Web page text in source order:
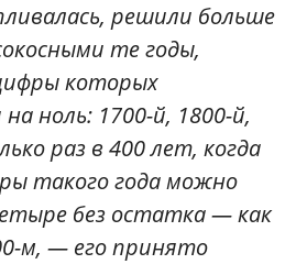
решили больше
те годы,
которых
ноль: 1700-й, 1800-й,
раз в 400 лет, когда
такого года можно
без остатка — как
м, — его принято